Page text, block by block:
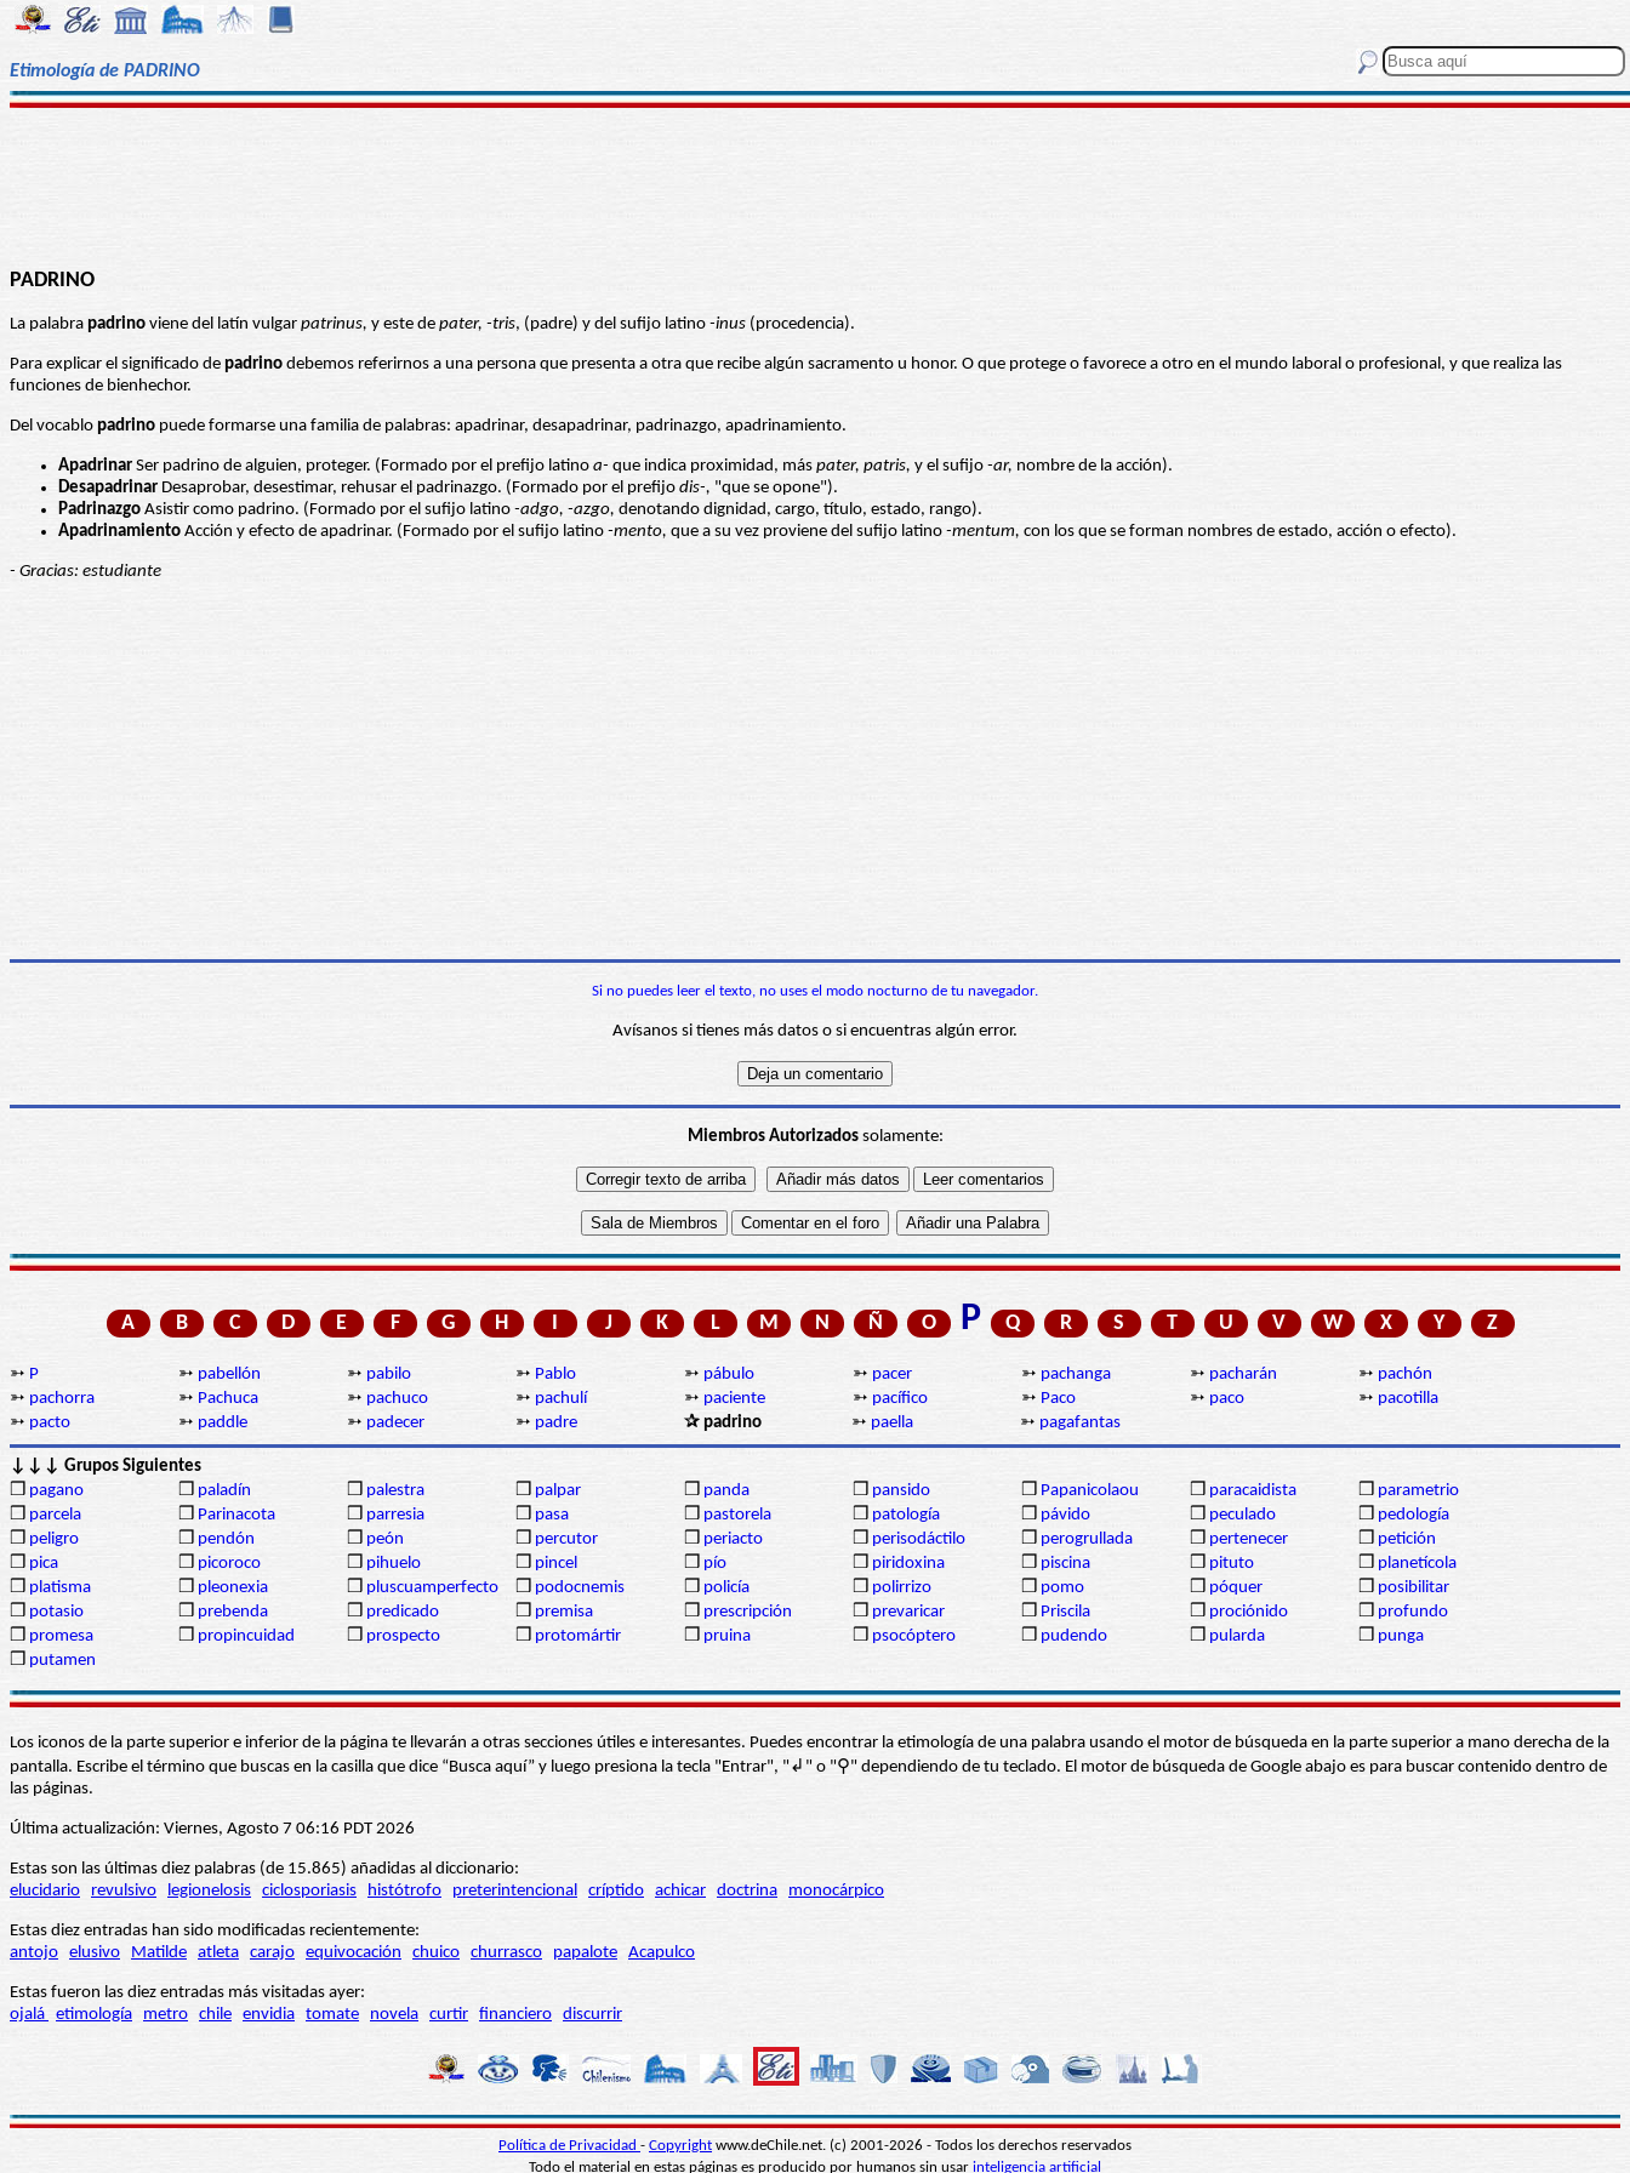
Etimología de PADRINO
PADRINO
La palabra padrino viene del latín vulgar patrinus, y este de pater, -tris, (padre) y del sufijo latino -inus (procedencia).
Para explicar el significado de padrino debemos referirnos a una persona que presenta a otra que recibe algún sacramento u honor. O que protege o favorece a otro en el mundo laboral o profesional, y que realiza las
funciones de bienhechor.
Del vocablo padrino puede formarse una familia de palabras: apadrinar, desapadrinar, padrinazgo, apadrinamiento.
Apadrinar Ser padrino de alguien, proteger. (Formado por el prefijo latino a- que indica proximidad, más pater, patris, y el sufijo -ar, nombre de la acción).
Desapadrinar Desaprobar, desestimar, rehusar el padrinazgo. (Formado por el prefijo dis-, "que se opone").
Padrinazgo Asistir como padrino. (Formado por el sufijo latino -adgo, -azgo, denotando dignidad, cargo, título, estado, rango).
Apadrinamiento Acción y efecto de apadrinar. (Formado por el sufijo latino -mento, que a su vez proviene del sufijo latino -mentum, con los que se forman nombres de estado, acción o efecto).
- Gracias: estudiante
Si no puedes leer el texto, no uses el modo nocturno de tu navegador.
Avísanos si tienes más datos o si encuentras algún error.
Miembros Autorizadossolamente:
A B C D E F G H I J K L M N Ñ O P Q R S T U V W X Y Z
➳ P ➳ pabellón ➳ pabilo ➳ Pablo ➳ pábulo ➳ pacer ➳ pachanga ➳ pacharán ➳ pachón
➳ pachorra ➳ Pachuca ➳ pachuco ➳ pachulí ➳ paciente ➳ pacífico ➳ Paco ➳ paco ➳ pacotilla
➳ pacto ➳ paddle ➳ padecer ➳ padre ✰ padrino ➳ paella ➳ pagafantas
↓↓↓ Grupos Siguientes
❒ pagano ❒ paladín ❒ palestra ❒ palpar ❒ panda ❒ pansido ❒ Papanicolaou ❒ paracaidista ❒ parametrio
❒ parcela ❒ Parinacota ❒ parresia ❒ pasa ❒ pastorela ❒ patología ❒ pávido ❒ peculado ❒ pedología
❒ peligro ❒ pendón ❒ peón ❒ percutor ❒ periacto ❒ perisodáctilo ❒ perogrullada ❒ pertenecer ❒ petición
❒ pica ❒ picoroco ❒ pihuelo ❒ pincel ❒ pío ❒ piridoxina ❒ piscina ❒ pituto ❒ planetícola
❒ platisma ❒ pleonexia ❒ pluscuamperfecto ❒ podocnemis ❒ policía ❒ polirrizo ❒ pomo ❒ póquer ❒ posibilitar
❒ potasio ❒ prebenda ❒ predicado ❒ premisa ❒ prescripción ❒ prevaricar ❒ Priscila ❒ prociónido ❒ profundo
❒ promesa ❒ propincuidad ❒ prospecto ❒ protomártir ❒ pruina ❒ psocóptero ❒ pudendo ❒ pularda ❒ punga
❒ putamen
Los iconos de la parte superior e inferior de la página te llevarán a otras secciones útiles e interesantes. Puedes encontrar la etimología de una palabra usando el motor de búsqueda en la parte superior a mano derecha de la
pantalla. Escribe el término que buscas en la casilla que dice “Busca aquí” y luego presiona la tecla "Entrar", "↲" o "⚲" dependiendo de tu teclado. El motor de búsqueda de Google abajo es para buscar contenido dentro de
las páginas.
Última actualización: Viernes, Agosto 7 06:16 PDT 2026
Estas son las últimas diez palabras (de 15.865) añadidas al diccionario:
elucidario
revulsivo legionelosis ciclosporiasis histótrofo preterintencional críptido achicar doctrina monocárpico
Estas diez entradas han sido modificadas recientemente:
antojo elusivo Matilde atleta carajo equivocación chuico churrasco papalote Acapulco
Estas fueron las diez entradas más visitadas ayer:
ojalá etimología metro chile envidia tomate novela curtir financiero discurrir
Política de Privacidad - Copyright www.deChile.net. (c) 2001-2026 - Todos los derechos reservados
Todo el material en estas páginas es producido por humanos sin usar inteligencia artificial